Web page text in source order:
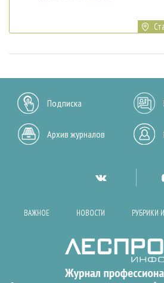
Подписка
Архив журналов
ВАЖНОЕ НОВОСТИ РУБРИКИ